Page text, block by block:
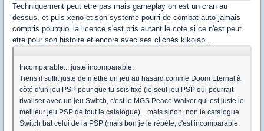
Techniquement peut etre pas mais gameplay on est un cran au
dessus, et puis xeno et son systeme pourri de combat auto jamais
compris pourquoi la licence s'est pris autant le cote si ce n'est peut
etre pour son histoire et encore avec ses clichés kikojap ...
Incomparable....juste incomparable.
Tiens il suffit juste de mettre un jeu au hasard comme Doom Eternal à
côté d'un jeu PSP pour que tu sois fixé (le seul jeu PSP qui pourrait
rivaliser avec un jeu Switch, c'est le MGS Peace Walker qui est juste le
meilleur jeu PSP de tout le catalogue)....mais sinon, non le catalogue
Switch bat celui de la PSP (mais bon je le répète, c'est incomparable,